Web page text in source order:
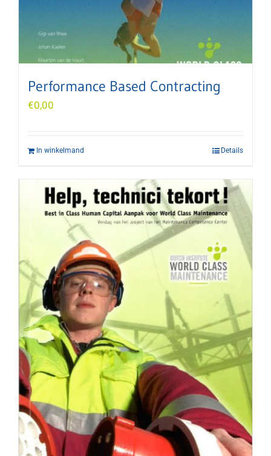
Performance Based Contracting
€0,00
In winkelmand Details